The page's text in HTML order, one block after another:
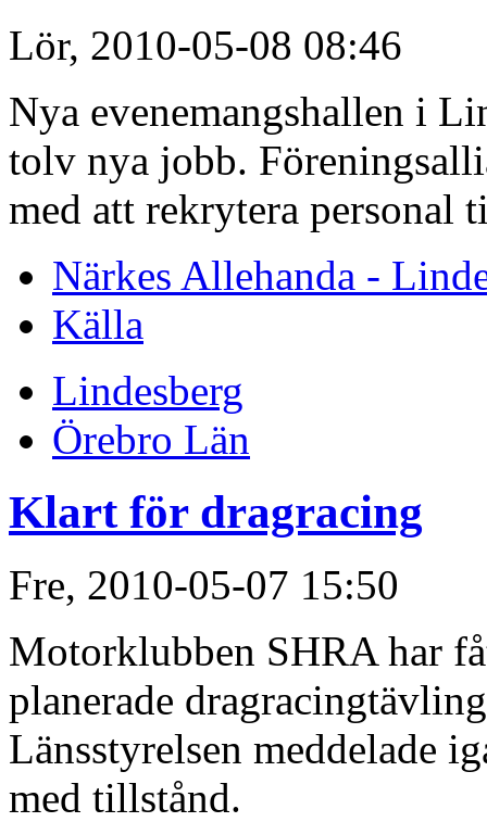
Lör, 2010-05-08 08:46
Nya evenemangshallen i
tolv nya jobb.
med att rekrytera personal
Närkes Allehanda -
Källa
Lindesberg
Örebro Län
Klart för dragracing
Fre, 2010-05-07 15:50
Motorklubben SHRA har
planerade
Länsstyrelsen meddelade
med tillstånd.